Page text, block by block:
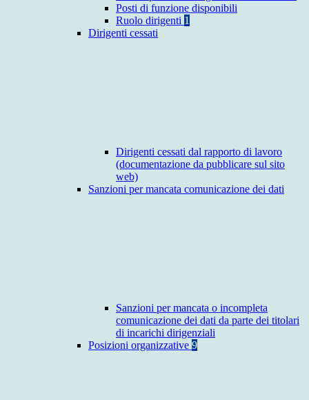
Posti di funzione disponibili
Ruolo dirigenti 1
Dirigenti cessati
Dirigenti cessati dal rapporto di lavoro
(documentazione da pubblicare sul sito
web)
Sanzioni per mancata comunicazione dei dati
Sanzioni per mancata o incompleta
comunicazione dei dati da parte dei titolari
di incarichi dirigenziali
Posizioni organizzative 9